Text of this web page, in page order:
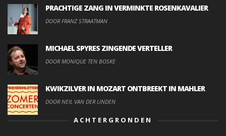
PRACHTIGE ZANG IN VERMINKTE ROSENKAVALIER
DOOR FRANZ STRAATMAN
MICHAEL SPYRES ZINGENDE VERTELLER
DOOR MONIQUE TEN BOSKE
KWIKZILVER IN MOZART ONTBREEKT IN MAHLER
DOOR NEIL VAN DER LINDEN
ACHTERGRONDEN